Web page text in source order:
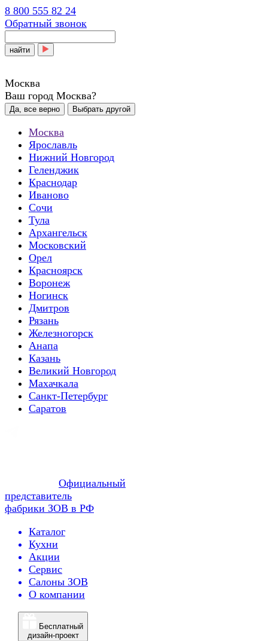
8 800 555 82 24
Обратный звонок
найти
Москва
Ваш город Москва?
Да, все верно Выбрать другой
Москва
Ярославль
Нижний Новгород
Геленджик
Краснодар
Иваново
Сочи
Тула
Архангельск
Московский
Орел
Красноярск
Воронеж
Ногинск
Дмитров
Рязань
Железногорск
Анапа
Казань
Великий Новгород
Махачкала
Санкт-Петербург
Саратов
Официальный
представитель
фабрики ЗОВ в РФ
Каталог
Кухни
Акции
Сервис
Салоны ЗОВ
О компании
Бесплатный
дизайн-проект